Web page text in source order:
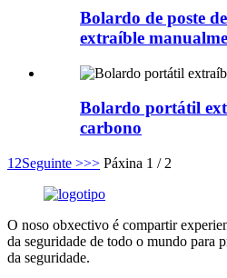
Bolardo de poste
extraíble
Bolardo portátil
carbono
1 2Seguinte >>> Páxina 1 / 2
O noso obxectivo é compartir
da seguridade de todo o mundo para
da seguridade.